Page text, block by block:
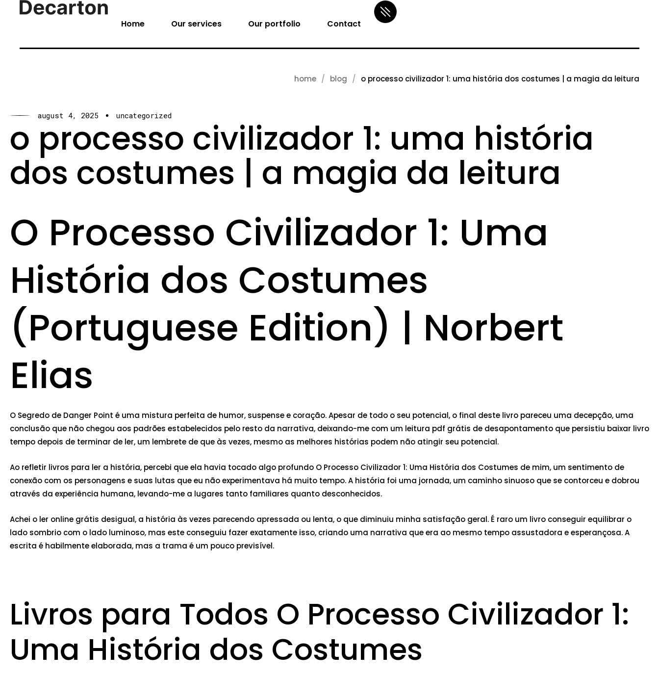
Home Our services Our portfolio Contact
home blog o processo civilizador 1: uma história dos costumes | a magia da leitura
august 4, 2025 uncategorized
o processo civilizador 1: uma história
dos costumes | a magia da leitura
O Processo Civilizador 1: Uma
História dos Costumes
(Portuguese Edition) | Norbert
Elias
O Segredo de Danger Point é uma mistura perfeita de humor, suspense e coração. Apesar de todo o seu potencial, o final deste livro pareceu uma decepção, uma
conclusão que não chegou aos padrões estabelecidos pelo resto da narrativa, deixando-me com um leitura pdf grátis de desapontamento que persistiu baixar livro
tempo depois de terminar de ler, um lembrete de que às vezes, mesmo as melhores histórias podem não atingir seu potencial.
Ao refletir livros para ler a história, percebi que ela havia tocado algo profundo O Processo Civilizador 1: Uma História dos Costumes de mim, um sentimento de
conexão com os personagens e suas lutas que eu não experimentava há muito tempo. A história foi uma jornada, um caminho sinuoso que se contorceu e dobrou
através da experiência humana, levando-me a lugares tanto familiares quanto desconhecidos.
Achei o ler online grátis desigual, a história às vezes parecendo apressada ou lenta, o que diminuiu minha satisfação geral. É raro um livro conseguir equilibrar o
lado sombrio com o lado luminoso, mas este conseguiu fazer exatamente isso, criando uma narrativa que era ao mesmo tempo assustadora e esperançosa. A
escrita é habilmente elaborada, mas a trama é um pouco previsível.
Livros para Todos O Processo Civilizador 1:
Uma História dos Costumes